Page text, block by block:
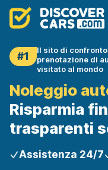
#1
Il sito di
prenotazione di
visitato al mondo
Noleggio
Risparmia
trasparenti
Assistenza 24/7